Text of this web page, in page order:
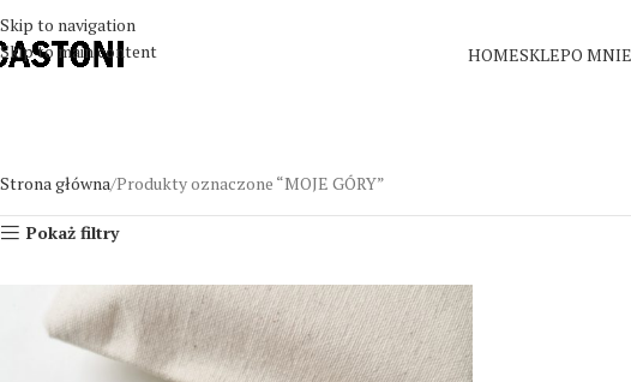
Skip to navigation
Skip to main content
HOMESKLEPO
Strona główna Produkty oznaczone “MOJE GÓRY”
Pokaż filtry